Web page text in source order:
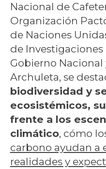
Nacional de
Organización
de Naciones
de Investigaciones
Gobierno
Archuleta, se
biodiversidad y
ecosistémicos,
frente a los
climático, cómo
carbono ayudan a
realidades y